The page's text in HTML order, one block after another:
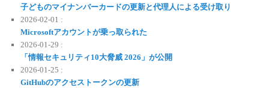
子どものマイナンバーカードの更新と代理人による受け取り
2026-02-01 :
Microsoftアカウントが乗っ取られた
2026-01-29 :
「情報セキュリティ10大脅威 2026」が公開
2026-01-25 :
GitHubのアクセストークンの更新